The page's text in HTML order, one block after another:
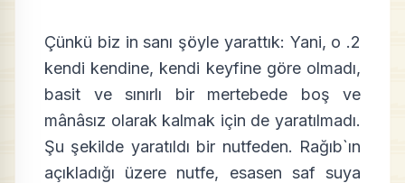
2. Çünkü biz in sanı şöyle yarattık: Yani, o
kendi kendine, kendi keyfine göre olmadı,
basit ve sınırlı bir mertebede boş ve
mânâsız olarak kalmak için de yaratılmadı.
Şu şekilde yaratıldı bir nutfeden. Rağıb`ın
açıkladığı üzere nutfe, esasen saf suya